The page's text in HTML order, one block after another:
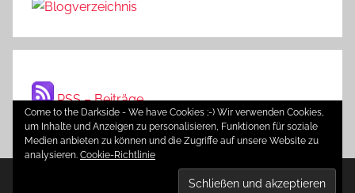
RSS – Beiträge
WordPress-Theme: Donovan von ThemeZee.
Come to the Darkside - We have Cookies ;-) Wir verwenden Cookies,
um Inhalte und Anzeigen zu personalisieren, Funktionen für soziale
Medien anbieten zu können und die Zugriffe auf unsere Website zu
analysieren. Cookie-Richtlinie